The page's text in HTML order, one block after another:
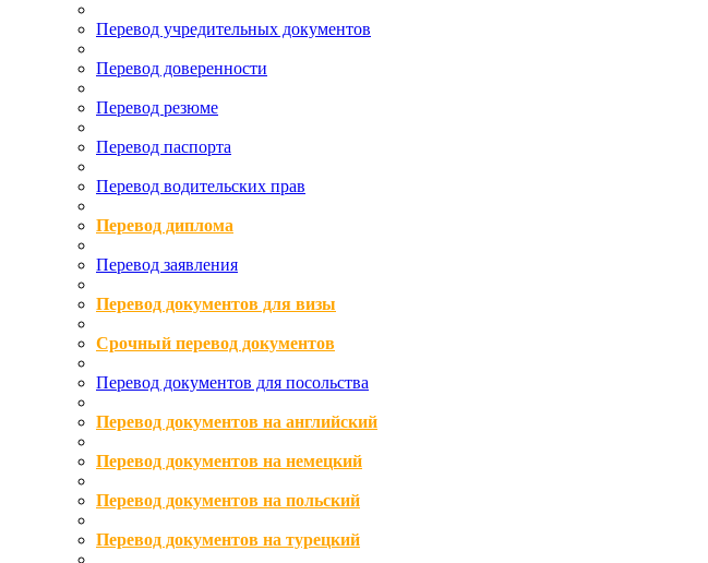
Перевод учредительных документов
Перевод доверенности
Перевод резюме
Перевод паспорта
Перевод водительских прав
Перевод диплома
Перевод заявления
Перевод документов для визы
Срочный перевод документов
Перевод документов для посольства
Перевод документов на английский
Перевод документов на немецкий
Перевод документов на польский
Перевод документов на турецкий